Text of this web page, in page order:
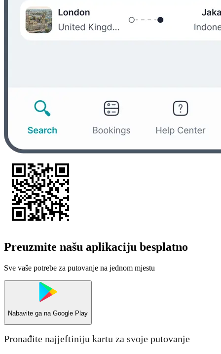
Preuzmite našu aplikaciju besplatno
Sve vaše potrebe za putovanje na jednom mjestu
Nabavite ga na Google Play
Pronađite najjeftiniju kartu za svoje putovanje